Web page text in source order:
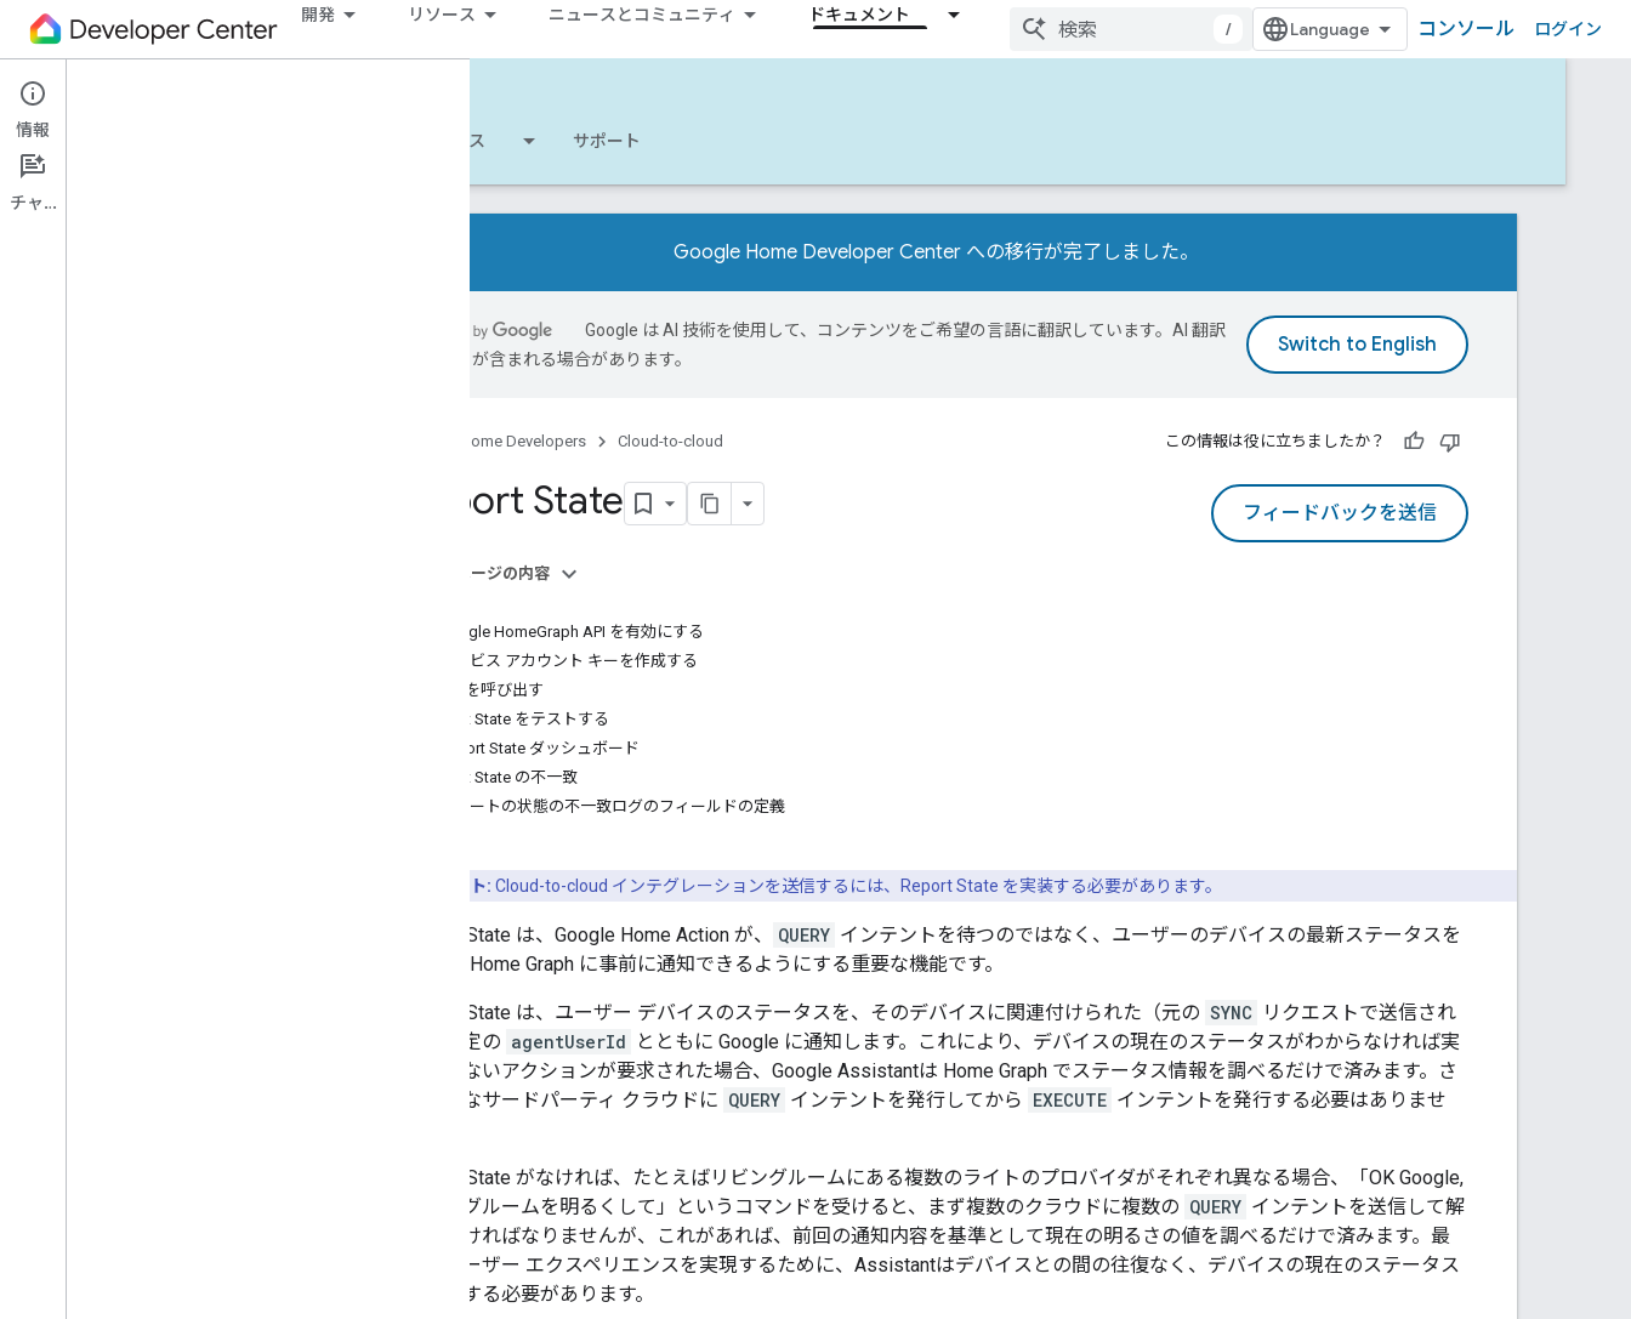
開発 リソース ニュースとコミュニティ ドキュメント
/ コンソール ログイン
Cloud-to-cloud
開始する リファレンス サポート
Google Home Developer Center への移行が完了しました。
Google は AI 技術を使用して、コンテンツをご希望の言語に翻訳しています。AI 翻訳
には誤りが含まれる場合があります。
Google Home Developers Cloud-to-cloud この情報は役に立ちましたか？
フィードバックを送信
Report State
このページの内容
Google HomeGraph API を有効にする
サービス アカウント キーを作成する
API を呼び出す
Report State をテストする
Report State ダッシュボード
Report State の不一致
レポートの状態の不一致ログのフィールドの定義
重要ポイント: Cloud-to-cloud インテグレーションを送信するには、 Report State を実装する必要があります。
Report State は、 Google Home Action が、 QUERY インテントを待つのではなく、ユーザーのデバイスの最新ステータスを
Google Home Graph に事前に通知できるようにする重要な機能です。
Report State は、ユーザー デバイスのステータスを、そのデバイスに関連付けられた（元の SYNC
リクエストで送信され
た）特定の agentUserId
とともに Google に通知します。これにより、デバイスの現在のステータスがわからなければ実
行できないアクションが要求された場合、 Google Assistantは Home Graph でステータス情報を調べるだけで済みます。さ
まざまなサードパーティ クラウドに QUERY インテントを発行してから EXECUTE インテントを発行する必要はありませ
Report State がなければ、たとえばリビングルームにある複数のライトのプロバイダがそれぞれ異なる場合、「OK Google,
リビングルームを明るくして」
というコマンドを受けると、まず複数のクラウドに複数の QUERY インテントを送信して解
決しなければなりませんが、これがあれば、前回の通知内容を基準として現在の明るさの値を調べるだけで済みます。最
高のユーザー エクスペリエンスを実現するために、 Assistantはデバイスとの間の往復なく、デバイスの現在のステータス
を把握する必要があります。
情報
チャット